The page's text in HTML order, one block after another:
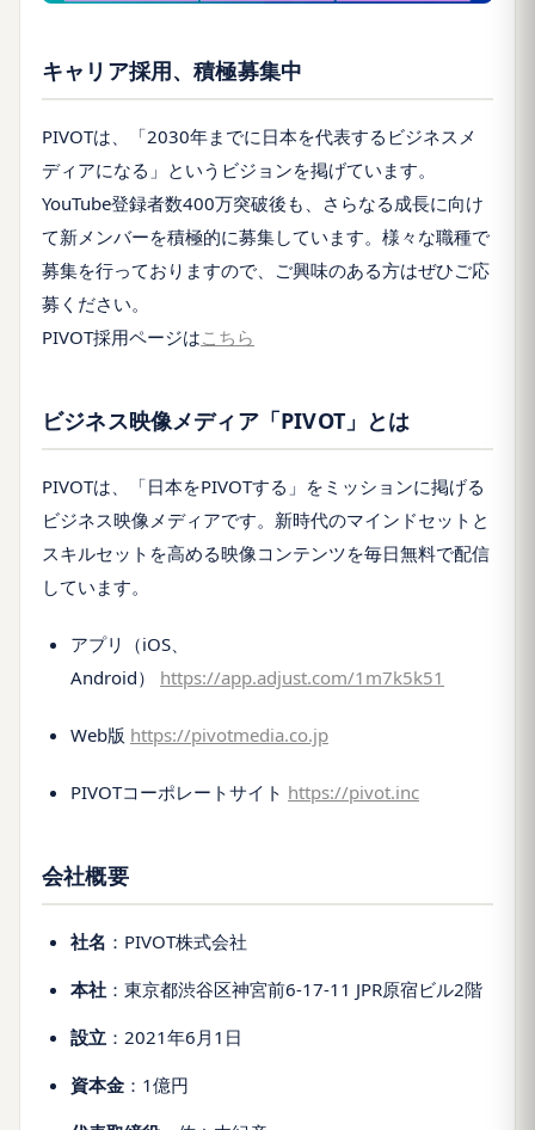
キャリア採用、積極募集中
PIVOTは、「2030年までに日本を代表するビジネスメ
ディアになる」というビジョンを掲げています。
YouTube登録者数400万突破後も、さらなる成長に向け
て新メンバーを積極的に募集しています。様々な職種で
募集を行っておりますので、ご興味のある方はぜひご応
募ください。
PIVOT採用ページはこちら
ビジネス映像メディア「PIVOT」とは
PIVOTは、「日本をPIVOTする」をミッションに掲げる
ビジネス映像メディアです。新時代のマインドセットと
スキルセットを高める映像コンテンツを毎日無料で配信
しています。
アプリ（iOS、
Android）
https://app.adjust.com/1m7k5k51
Web版 https://pivotmedia.co.jp
PIVOTコーポレートサイト https://pivot.inc
会社概要
社名 ：PIVOT株式会社
本社 ：東京都渋谷区神宮前6-17-11 JPR原宿ビル2階
設立 ：2021年6月1日
資本金 ：1億円